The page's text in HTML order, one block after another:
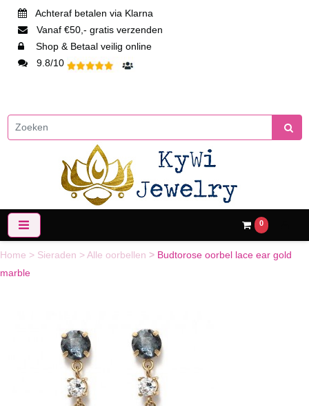
Achteraf betalen via Klarna
Vanaf €50,- gratis verzenden
Shop & Betaal veilig online
9.8/10
0
Home > Sieraden >Alle oorbellen > Budtorose oorbel lace ear gold
marble